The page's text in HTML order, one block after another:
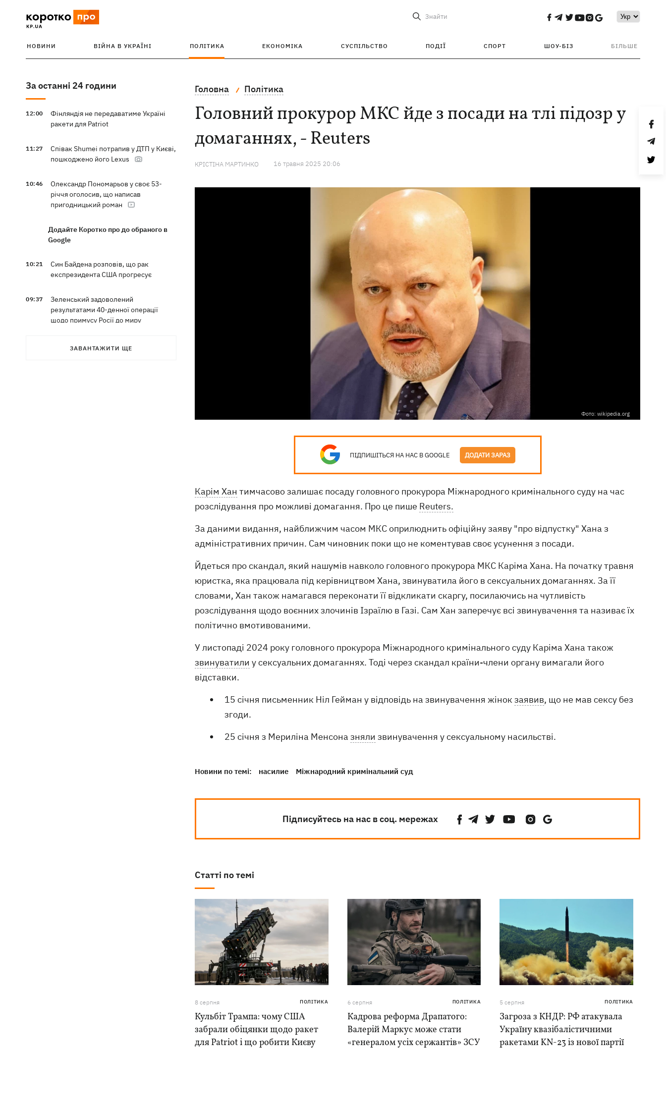
Знайти
НОВИНИ ВІЙНА В УКРАЇНІ ПОЛІТИКА ЕКОНОМІКА СУСПІЛЬСТВО ПОДІЇ СПОРТ ШОУ-БІЗ БІЛЬШЕ
За останні 24 години
12:00
Фінляндія не передаватиме Україні
ракети для Patriot
11:27
Співак Shumei потрапив у ДТП у Києві,
пошкоджено його Lexus
10:46
Олександр Пономарьов у своє 53-
річчя оголосив, що написав
пригодницький роман
Додайте Коротко про до обраного в
Google
10:21
Син Байдена розповів, що рак
експрезидента США прогресує
09:37
Зеленський задоволений
результатами 40-денної операції
щодо примусу Росії до миру
Ракети, які атакували Одесу, збити не
ЗАВАНТАЖИТИ ЩЕ
Головна Політика
Головний прокурор МКС йде з посади на тлі підозр у
домаганнях, - Reuters
КРІСТІНА МАРТИНКО 16 травня 2025 20:06
Фото: wikipedia.org
ПІДПИШІТЬСЯ НА НАС В GOOGLE ДОДАТИ ЗАРАЗ
Карім Хан тимчасово залишає посаду головного прокурора Міжнародного кримінального суду на час
розслідування про можливі домагання. Про це пише Reuters.
За даними видання, найближчим часом МКС оприлюднить офіційну заяву "про відпустку" Хана з
адміністративних причин. Сам чиновник поки що не коментував своє усунення з посади.
Йдеться про скандал, який нашумів навколо головного прокурора МКС Каріма Хана. На початку травня
юристка, яка працювала під керівництвом Хана, звинуватила його в сексуальних домаганнях. За її
словами, Хан також намагався переконати її відкликати скаргу, посилаючись на чутливість
розслідування щодо воєнних злочинів Ізраїлю в Газі. Сам Хан заперечує всі звинувачення та називає їх
політично вмотивованими.
У листопаді 2024 року головного прокурора Міжнародного кримінального суду Каріма Хана також
звинуватили у сексуальних домаганнях. Тоді через скандал країни-члени органу вимагали його
відставки.
15 січня письменник Ніл Гейман у відповідь на звинувачення жінокзаявив, що не мав сексу без
згоди.
25 січня з Мериліна Менсона зняли звинувачення у сексуальному насильстві.
Новини по темі: насилие Міжнародний кримінальний суд
Підписуйтесь на нас в соц. мережах
Статті по темі
8 серпня ПОЛІТИКА
Кульбіт Трампа: чому США
забрали обіцянки щодо ракет
для Patriot і що робити Києву
6 серпня ПОЛІТИКА
Кадрова реформа Драпатого:
Валерій Маркус може стати
«генералом усіх сержантів» ЗСУ
5 серпня ПОЛІТИКА
Загроза з КНДР: РФ атакувала
Україну квазібалістичними
ракетами KN-23 із нової партії